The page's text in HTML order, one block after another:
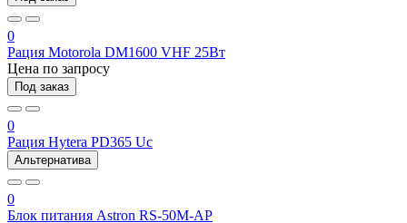
0
Рация Motorola DM1600 VHF 25Вт
Цена по запросу
Под заказ
0
Рация Hytera PD365 Uc
Альтернатива
0
Блок питания Astron RS-50M-AP